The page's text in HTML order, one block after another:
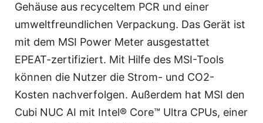
Gehäuse aus recyceltem PCR und einer
umweltfreundlichen Verpackung. Das Gerät ist
mit dem MSI Power Meter ausgestattet
EPEAT-zertifiziert. Mit Hilfe des MSI-Tools
können die Nutzer die Strom- und CO2-
Kosten nachverfolgen. Außerdem hat MSI den
Cubi NUC AI mit Intel® Core™ Ultra CPUs, einer